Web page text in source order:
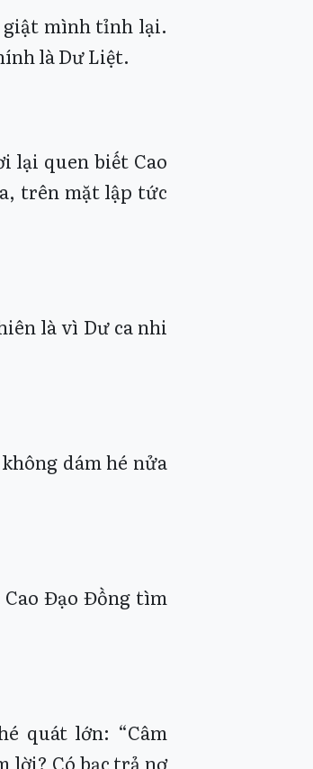
giật mình tỉnh lại.
là Dư Liệt.
lại quen biết Cao
trên mặt lập tức
là vì Dư ca nhi
dám hé nửa
Đạo Đồng tìm
quát lớn: “Câm
lời? Có bạc trả nợ